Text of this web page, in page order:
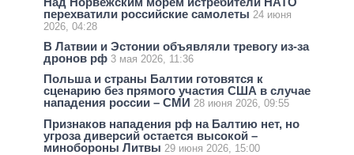
перехватили российские самолеты 24 июня
2026, 04:28
В Латвии и Эстонии объявляли тревогу из-за
дронов рф 3 мая 2026, 11:36
Польша и страны Балтии готовятся к
сценарию без прямого участия США в случае
нападения россии – СМИ 28 июня 2026, 09:55
Признаков нападения рф на Балтию нет, но
угроза диверсий остается высокой –
минобороны Литвы 29 июня 2026, 15:00